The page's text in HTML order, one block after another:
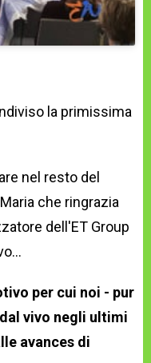
la primissima
nel resto del
che ringrazia
dell'ET Group
per cui noi - pur
vivo negli ultimi
avances di